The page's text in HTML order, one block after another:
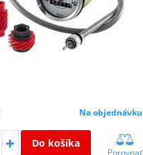
Na objednávku
Do košíka
Porovnať